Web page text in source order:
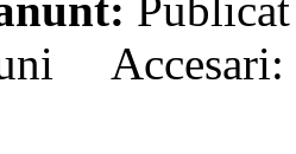
Accesari: